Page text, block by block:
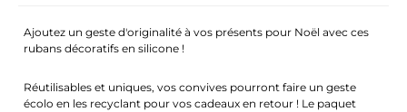
Ajoutez un geste d'originalité à vos présents pour Noël avec ces
rubans décoratifs en silicone !
Réutilisables et uniques, vos convives pourront faire un geste
écolo en les recyclant pour vos cadeaux en retour ! Le paquet